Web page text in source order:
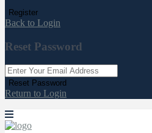
Register
Back to Login
Reset Password
Reset Password
Return to Login